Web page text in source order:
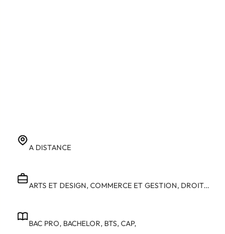
A DISTANCE
ARTS ET DESIGN, COMMERCE ET GESTION, DROIT...
BAC PRO, BACHELOR, BTS, CAP,